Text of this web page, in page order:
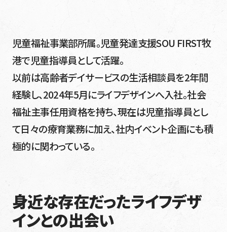
児童福祉事業部所属。児童発達支援SOU FIRST牧
港で児童指導員として活躍。
以前は高齢者デイサービスの生活相談員を2年間
経験し、2024年5月にライフデザインへ入社。社会
福祉主事任用資格を持ち、現在は児童指導員とし
て日々の療育業務に加え、社内イベント企画にも積
極的に関わっている。
身近な存在だったライフデザ
インとの出会い